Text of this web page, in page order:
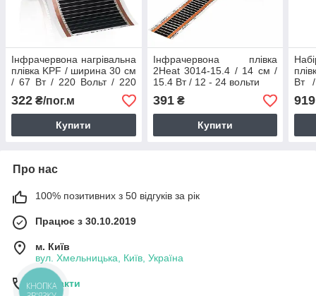
Інфрачервона нагрівальна
плівка KPF / ширина 30 см
/ 67 Вт / 220 Вольт / 220
Вт/м² / 45 °C max
322 ₴/пог.м
Купити
Інфрачервона плівка
2Heat 3014-15.4 / 14 см /
15.4 Вт / 12 - 24 вольти
391₴
Купити
Вт /
919
Про нас
100% позитивних з 50 відгуків за рік
Працює з 30.10.2019
м. Київ
вул. Хмельницька, Київ, Україна
Контакти
КНОПКА